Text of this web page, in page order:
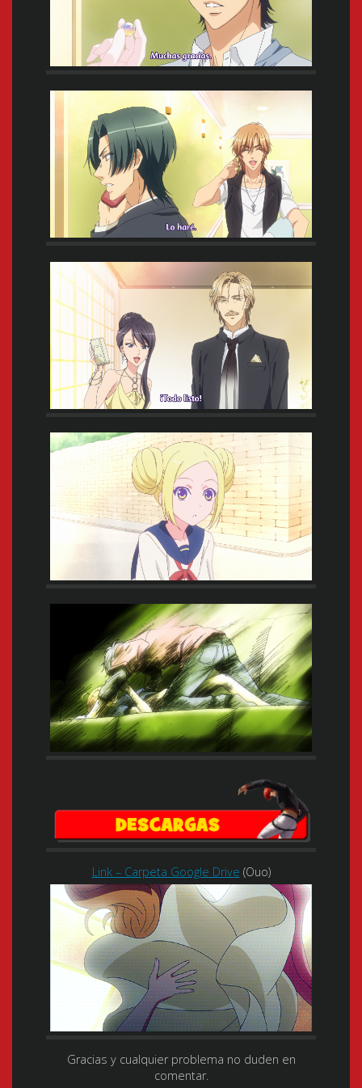
Link – Carpeta Google Drive (Ouo)
Gracias y cualquier problema no duden en
comentar.